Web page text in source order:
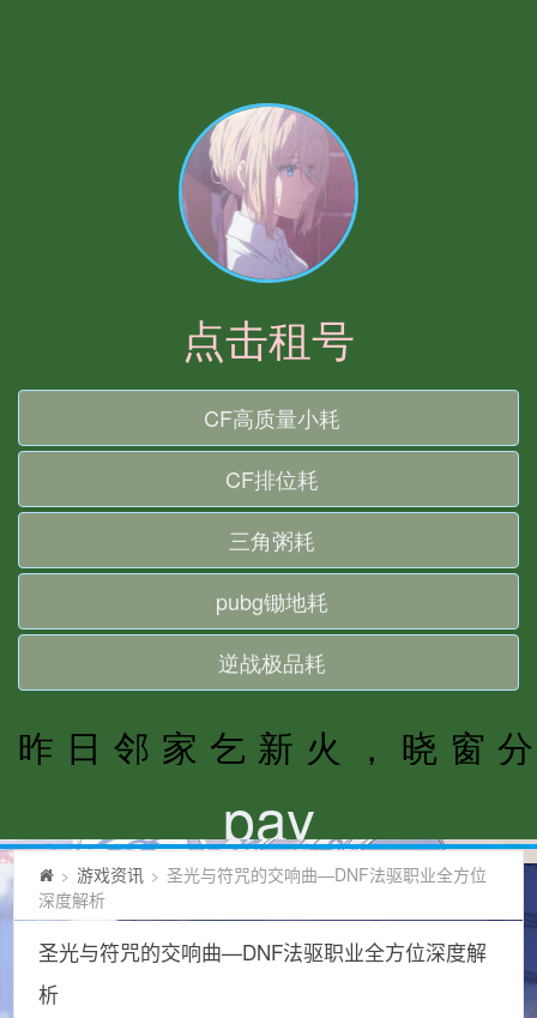
> 游戏资讯 > 圣光与符咒的交响曲—DNF法驱职业全方位
深度解析
圣光与符咒的交响曲—DNF法驱职业全方位深度解
析